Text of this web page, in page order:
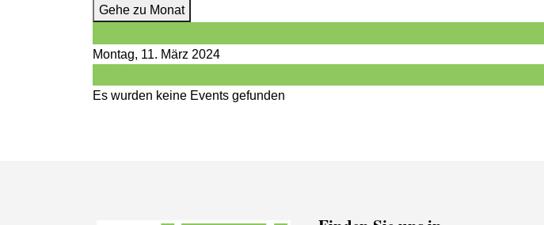
Gehe zu Monat
Montag, 11. März 2024
Es wurden keine Events gefunden